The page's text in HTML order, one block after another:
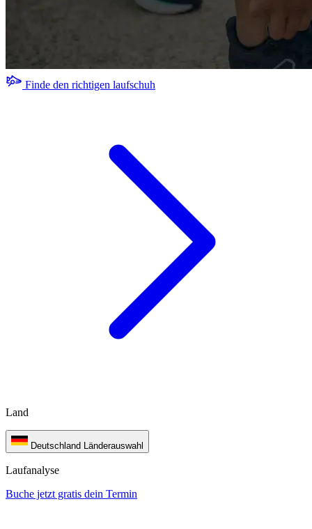
Finde den richtigen laufschuh
Land
Deutschland Länderauswahl
Laufanalyse
Buche jetzt gratis dein Termin